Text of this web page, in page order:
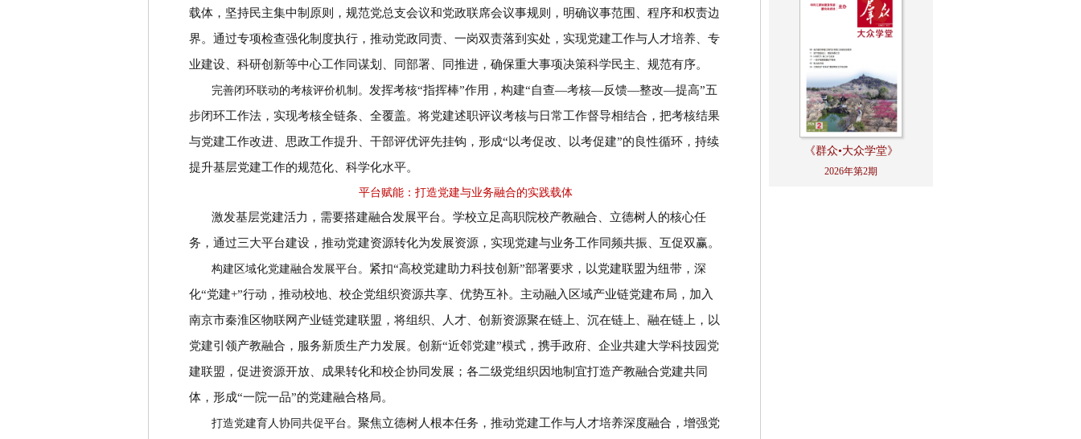
载体，坚持民主集中制原则，规范党总支会议和党政联席会议事规则，明确议事范围、程序和权责边
界。通过专项检查强化制度执行，推动党政同责、一岗双责落到实处，实现党建工作与人才培养、专
业建设、科研创新等中心工作同谋划、同部署、同推进，确保重大事项决策科学民主、规范有序。
完善闭环联动的考核评价机制。 发挥考核“指挥棒”作用，构建“自查—考核—反馈—整改—提高”五
步闭环工作法，实现考核全链条、全覆盖。将党建述职评议考核与日常工作督导相结合，把考核结果
与党建工作改进、思政工作提升、干部评优评先挂钩，形成“以考促改、以考促建”的良性循环，持续
提升基层党建工作的规范化、科学化水平。
平台赋能：打造党建与业务融合的实践载体
激发基层党建活力，需要搭建融合发展平台。学校立足高职院校产教融合、立德树人的核心任
务，通过三大平台建设，推动党建资源转化为发展资源，实现党建与业务工作同频共振、互促双赢。
构建区域化党建融合发展平台。 紧扣“高校党建助力科技创新”部署要求，以党建联盟为纽带，深
化“党建+”行动，推动校地、校企党组织资源共享、优势互补。主动融入区域产业链党建布局，加入
南京市秦淮区物联网产业链党建联盟，将组织、人才、创新资源聚在链上、沉在链上、融在链上，以
党建引领产教融合，服务新质生产力发展。创新“近邻党建”模式，携手政府、企业共建大学科技园党
建联盟，促进资源开放、成果转化和校企协同发展；各二级党组织因地制宜打造产教融合党建共同
体，形成“一院一品”的党建融合格局。
打造党建育人协同共促平台。 聚焦立德树人根本任务，推动党建工作与人才培养深度融合，增强党
《群众•大众学堂》
2026年第2期